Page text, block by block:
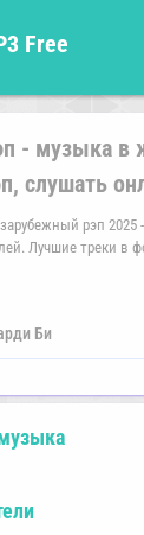
Free
- музыка в
слушать
рэп 2025
Лучшие треки в
Би